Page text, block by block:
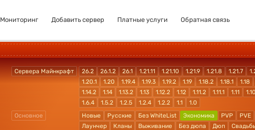
Мониторинг Добавить сервер Платные услуги Обратная связь
Сервера Майнкрафт 26.2 26.1.2 26.1 1.21.11 1.21.10 1.21.9 1.21.8 1.21.7
1.20.1
1.20 1.19.4 1.19.3 1.19.2 1.19 1.18.2 1.18.1 1.18
1.14.2
1.14 1.13.2 1.13 1.12.2 1.12 1.11.2 1.11.1 1.11
1.6.4
1.5.2 1.2.5 1.2.4 1.2.2 1.1
1.0
Основное
Новые Русские Без WhiteList Экономика PVP PVE
Лаунчер
Кланы Выживание Без дюпа Дюп